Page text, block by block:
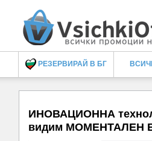
РЕЗЕРВИРАЙ В БГ
ИНОВАЦИОННА
видим МОМЕНТАЛЕН